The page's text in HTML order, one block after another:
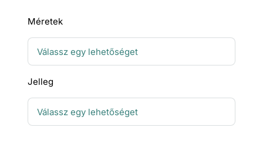
699
699
Méretek
Jelleg